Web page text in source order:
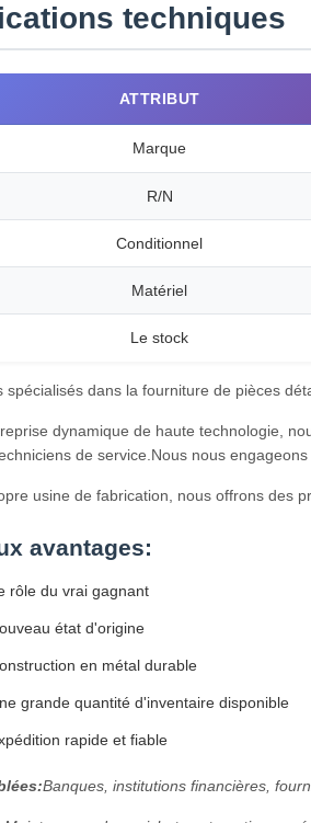
techniques
ATTRIBUT
Marque
R/N
Conditionnel
Matériel
Le stock
spécialisés dans la fourniture de pièces
dynamique de haute technologie,
de service.Nous nous
usine de fabrication, nous offrons des
avantages:
rôle du vrai gagnant
état d'origine
en métal durable
grande quantité d'inventaire disponible
rapide et fiable
Banques, institutions financières,